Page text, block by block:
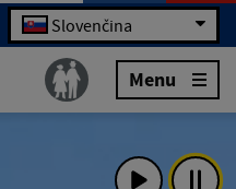
Slovenčina
Menu